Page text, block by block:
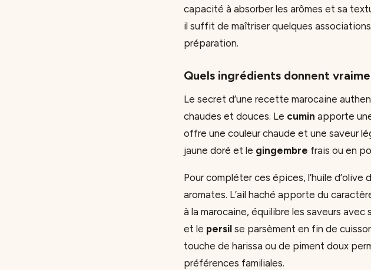
capacité à absorber les arômes et sa
il suffit de maîtriser quelques
préparation.
Quels ingrédients donnent
Le secret d’une recette marocaine
chaudes et douces. Le cumin apporte
offre une couleur chaude et une saveur
jaune doré et le gingembre frais ou en
Pour compléter ces épices, l’huile
aromates. L’ail haché apporte du
à la marocaine, équilibre les saveurs
et le persil se parsèment en fin de
touche de harissa ou de piment doux
préférences familiales.